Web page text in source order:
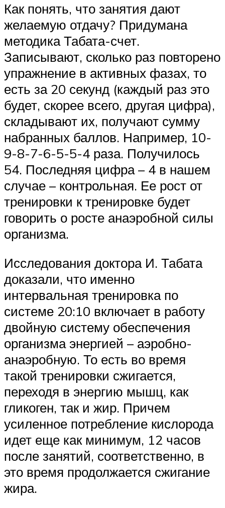
Как понять, что занятия дают
желаемую отдачу? Придумана
методика Табата-счет.
Записывают, сколько раз повторено
упражнение в активных фазах, то
есть за 20 секунд (каждый раз это
будет, скорее всего, другая цифра),
складывают их, получают сумму
набранных баллов. Например, 10-
9-8-7-6-5-5-4 раза. Получилось
54. Последняя цифра – 4 в нашем
случае – контрольная. Ее рост от
тренировки к тренировке будет
говорить о росте анаэробной силы
организма.
Исследования доктора И. Табата
доказали, что именно
интервальная тренировка по
системе 20:10 включает в работу
двойную систему обеспечения
организма энергией – аэробно-
анаэробную. То есть во время
такой тренировки сжигается,
переходя в энергию мышц, как
гликоген, так и жир. Причем
усиленное потребление кислорода
идет еще как минимум, 12 часов
после занятий, соответственно, в
это время продолжается сжигание
жира.